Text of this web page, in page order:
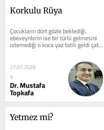
Korkulu Rüya
Çocukların dört gözle beklediği,
ebeveynlerin ise bir türlü gelmesini
istemediği o koca yaz tatili geldi çattı
yine.  Çocuklar evde uzun...
27.07.2026
9
Dr. Mustafa
Topkafa
Yetmez mi?